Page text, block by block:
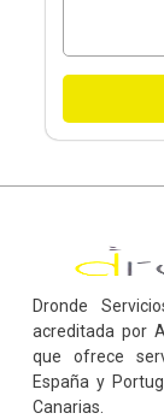
Dronde
acreditada por
que ofrece
España y
Canarias.